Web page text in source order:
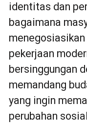
identitas dan
bagaimana
pekerjaan
bersinggungan
memandang
yang ingin
perubahan